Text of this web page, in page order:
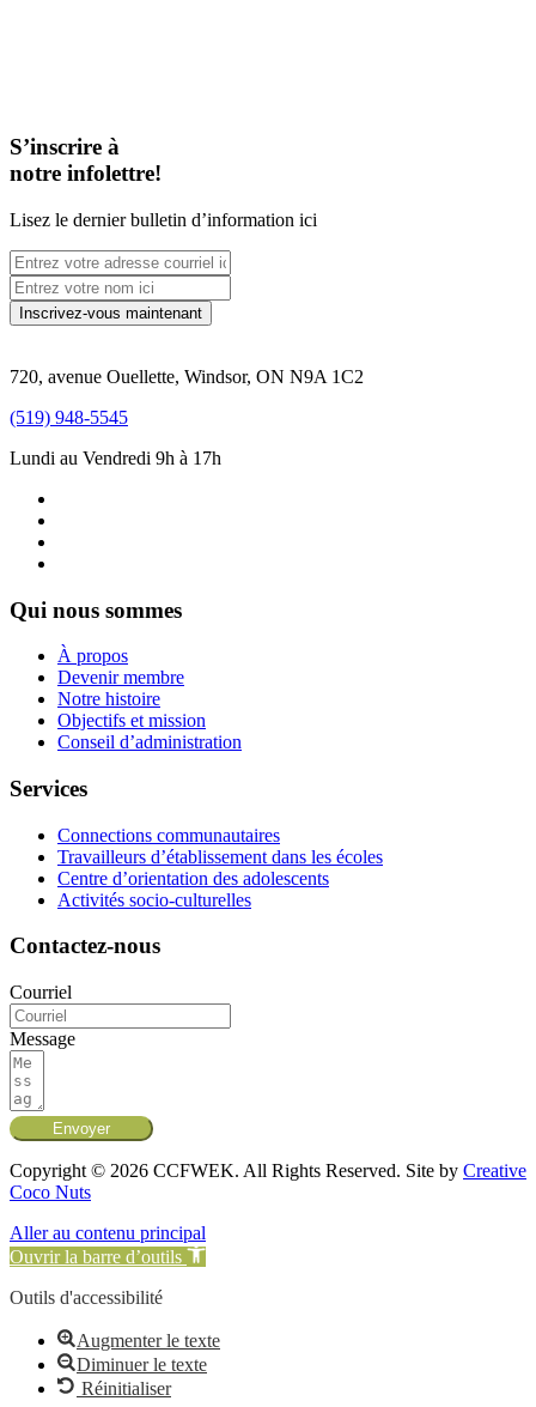
S’inscrire à
notre infolettre!
Lisez le dernier bulletin d’information ici
720, avenue Ouellette, Windsor, ON N9A 1C2
(519) 948-5545
Lundi au Vendredi 9h à 17h
Qui nous sommes
À propos
Devenir membre
Notre histoire
Objectifs et mission
Conseil d’administration
Services
Connections communautaires
Travailleurs d’établissement dans les écoles
Centre d’orientation des adolescents
Activités socio-culturelles
Contactez-nous
Courriel
Message
Envoyer
Copyright © 2026 CCFWEK. All Rights Reserved. Site by Creative
Coco Nuts
Aller au contenu principal
Ouvrir la barre d’outils
Outils d'accessibilité
Augmenter le texte
Diminuer le texte
Réinitialiser